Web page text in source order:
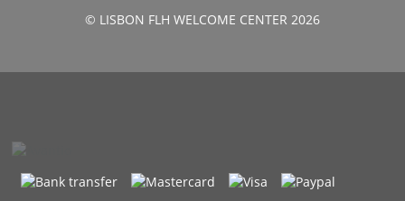
© LISBON FLH WELCOME CENTER 2026